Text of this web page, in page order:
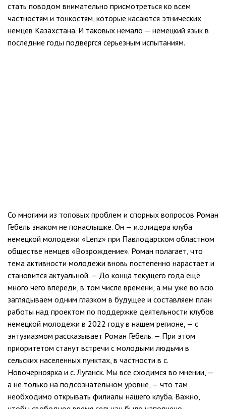
стать поводом внимательно присмотреться ко всем
частностям и тонкостям, которые касаются этнических
немцев Казахстана. И таковых немало — немецкий язык в
последние годы подвергся серьезным испытаниям.
Со многими из топовых проблем и спорных вопросов Роман
Гебель знаком не понаслышке. Он — и.о.лидера клуба
немецкой молодежи «Lenz» при Павлодарском областном
обществе немцев «Возрождение». Роман полагает, что
тема активности молодежи вновь постепенно нарастает и
становится актуальной. — До конца текущего года ещё
много чего впереди, в том числе времени, а мы уже во всю
заглядываем одним глазком в будущее и составляем план
работы над проектом по поддержке деятельности клубов
немецкой молодежи в 2022 году в нашем регионе, — с
энтузиазмом рассказывает Роман Гебель. — При этом
приоритетом станут встречи с молодыми людьми в
сельских населенных пунктах, в частности в с.
Новочерноярка и с. Луганск. Мы все сходимся во мнении, —
а не только на подсознательном уровне, — что там
необходимо открывать филиалы нашего клуба. Важно,